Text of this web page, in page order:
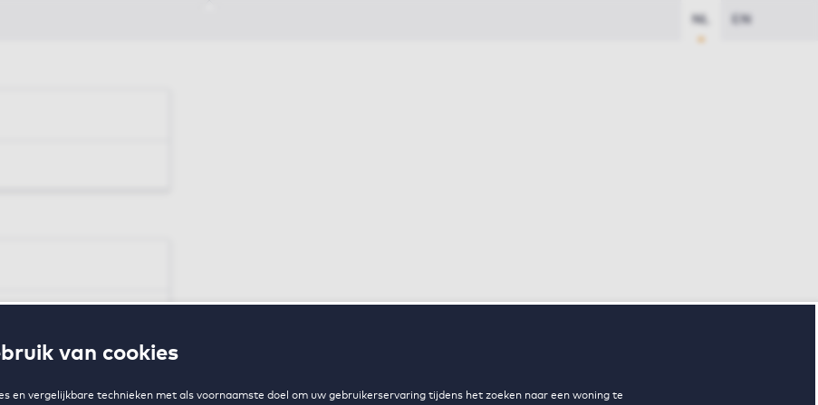
van cookies
en vergelijkbare technieken met als voornaamste doel om uw gebruikerservaring tijdens het zoeken naar een woning te
NL EN